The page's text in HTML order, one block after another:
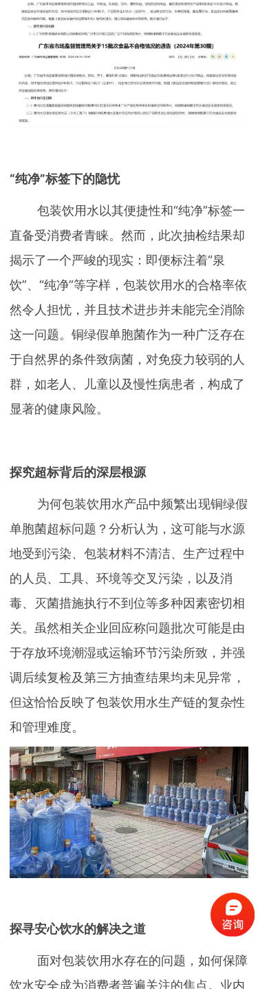
“纯净”标签下的隐忧
包装饮用水以其便捷性和“纯净”标签一
直备受消费者青睐。然而，此次抽检结果却
揭示了一个严峻的现实：即便标注着“泉
饮”、“纯净”等字样，包装饮用水的合格率依
然令人担忧，并且技术进步并未能完全消除
这一问题。铜绿假单胞菌作为一种广泛存在
于自然界的条件致病菌，对免疫力较弱的人
群，如老人、儿童以及慢性病患者，构成了
显著的健康风险。
探究超标背后的深层根源
为何包装饮用水产品中频繁出现铜绿假
单胞菌超标问题？分析认为，这可能与水源
地受到污染、包装材料不清洁、生产过程中
的人员、工具、环境等交叉污染，以及消
毒、灭菌措施执行不到位等多种因素密切相
关。虽然相关企业回应称问题批次可能是由
于存放环境潮湿或运输环节污染所致，并强
调后续复检及第三方抽查结果均未见异常，
但这恰恰反映了包装饮用水生产链的复杂性
和管理难度。
探寻安心饮水的解决之道
面对包装饮用水存在的问题，如何保障
饮水安全成为消费者普遍关注的焦点。业内